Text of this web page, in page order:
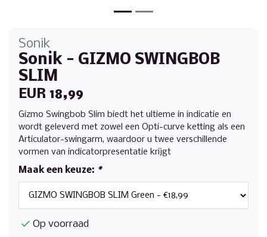
Sonik
Sonik - GIZMO SWINGBOB
SLIM
EUR 18,99
Gizmo Swingbob Slim biedt het ultieme in indicatie en
wordt geleverd met zowel een Opti-curve ketting als een
Articulator-swingarm, waardoor u twee verschillende
vormen van indicatorpresentatie krijgt
Maak een keuze: *
Op voorraad